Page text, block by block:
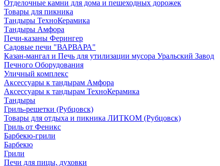
Отделочные камни для дома и пешеходных дорожек
Товары для пикника
Тандыры ТехноКерамика
Тандыры Амфора
Печи-казаны Ферингер
Садовые печи "ВАРВАРА"
Казан-мангал и Печь для утилизации мусора Уральский Завод
Печного Оборудования
Уличный комплекс
Аксессуары к тандырам Амфора
Аксессуары к тандырам ТехноКерамика
Тандыры
Гриль-решетки (Рубцовск)
Товары для отдыха и пикника ЛИТКОМ (Рубцовск)
Гриль от Феникс
Барбекю-грили
Барбекю
Грили
Печи для пицы, духовки